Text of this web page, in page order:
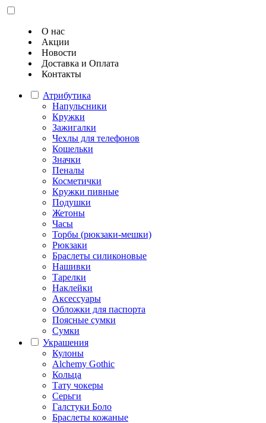
О нас
Акции
Новости
Доставка и Оплата
Контакты
Атрибутика
Напульсники
Кружки
Зажигалки
Чехлы для телефонов
Кошельки
Значки
Пеналы
Косметички
Кружки пивные
Подушки
Жетоны
Часы
Торбы (рюкзаки-мешки)
Рюкзаки
Браслеты силиконовые
Нашивки
Тарелки
Наклейки
Аксессуары
Обложки для паспорта
Поясные сумки
Сумки
Украшения
Кулоны
Alchemy Gothic
Кольца
Тату чокеры
Серьги
Галстуки Боло
Браслеты кожаные